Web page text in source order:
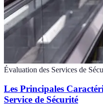
Évaluation des Services de
Les Principales
Service de Sécurité